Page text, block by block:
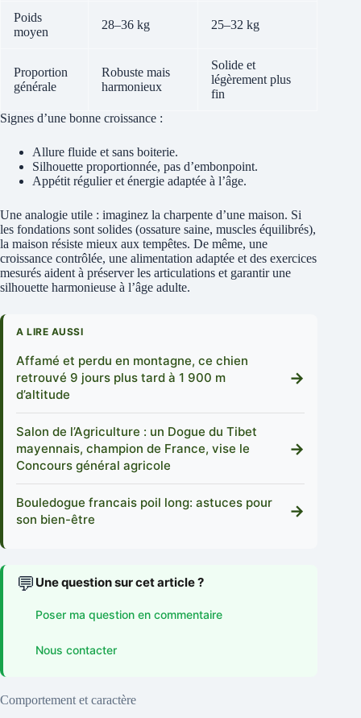
Poids
moyen
28–36 kg 25–32 kg
Proportion
générale
Robuste mais
harmonieux
Solide et
légèrement plus
fin
Signes d’une bonne croissance :
Allure fluide et sans boiterie.
Silhouette proportionnée, pas d’embonpoint.
Appétit régulier et énergie adaptée à l’âge.
Une analogie utile : imaginez la charpente d’une maison. Si
les fondations sont solides (ossature saine, muscles équilibrés),
la maison résiste mieux aux tempêtes. De même, une
croissance contrôlée, une alimentation adaptée et des exercices
mesurés aident à préserver les articulations et garantir une
silhouette harmonieuse à l’âge adulte.
A LIRE AUSSI
Affamé et perdu en montagne, ce chien
retrouvé 9 jours plus tard à 1 900 m
d’altitude
→
Salon de l’Agriculture : un Dogue du Tibet
mayennais, champion de France, vise le
Concours général agricole
→
Bouledogue francais poil long: astuces pour
son bien-être
→
💬 Une question sur cet article ?
Poser ma question en commentaire
Nous contacter
Comportement et caractère